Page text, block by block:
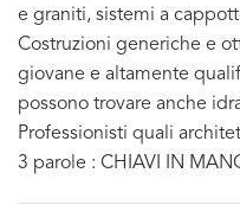
e graniti, sistemi a
Costruzioni generiche e
giovane e altamente
possono trovare anche
Professionisti quali
3 parole : CHIAVI IN